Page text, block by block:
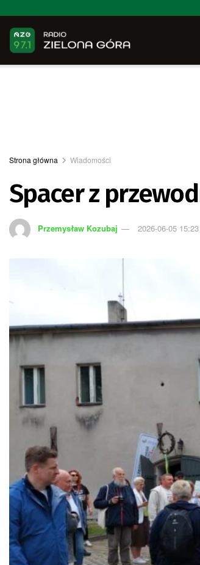
Strona główna Wiadomości
Spacer z
Przemysław Kozubaj 2026-06-05 15:23